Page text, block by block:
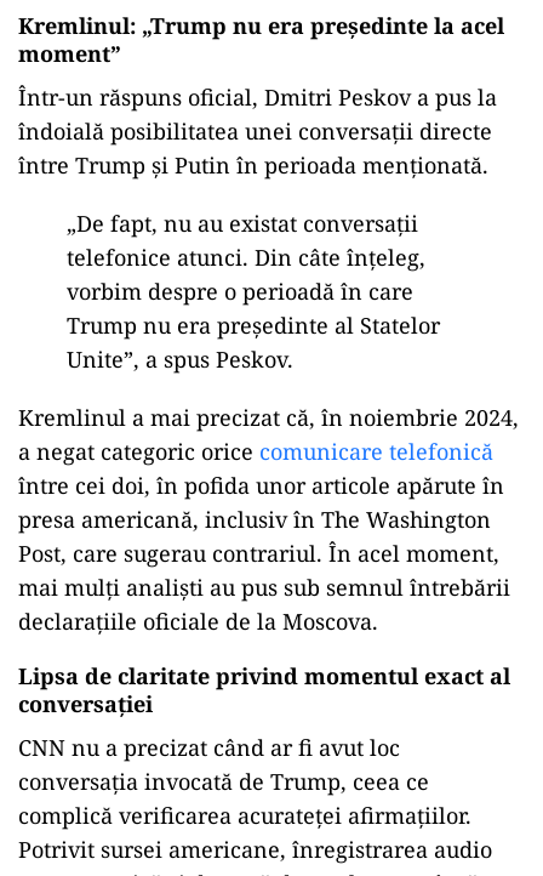
Kremlinul: „Trump nu era președinte la acel
moment”
Într-un răspuns oficial, Dmitri Peskov a pus la
îndoială posibilitatea unei conversații directe
între Trump și Putin în perioada menționată.
„De fapt, nu au existat conversații
telefonice atunci. Din câte înțeleg,
vorbim despre o perioadă în care
Trump nu era președinte al Statelor
Unite”, a spus Peskov.
Kremlinul a mai precizat că, în noiembrie 2024,
a negat categoric orice comunicare telefonică
între cei doi, în pofida unor articole apărute în
presa americană, inclusiv în The Washington
Post, care sugerau contrariul. În acel moment,
mai mulți analiști au pus sub semnul întrebării
declarațiile oficiale de la Moscova.
Lipsa de claritate privind momentul exact al
conversației
CNN nu a precizat când ar fi avut loc
conversația invocată de Trump, ceea ce
complică verificarea acurateței afirmațiilor.
Potrivit sursei americane, înregistrarea audio